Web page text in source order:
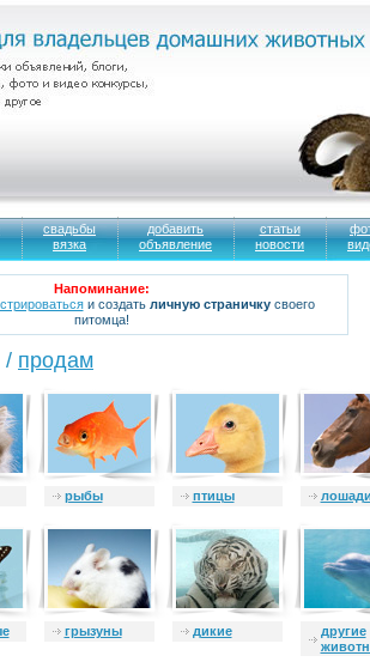
свадьбы
вязка
добавить
объявление
статьи
новости
Напоминание:
и создать личную страничкусвоего
питомца!
/ продам
рыбы птицы лошади
грызуны дикие
другие